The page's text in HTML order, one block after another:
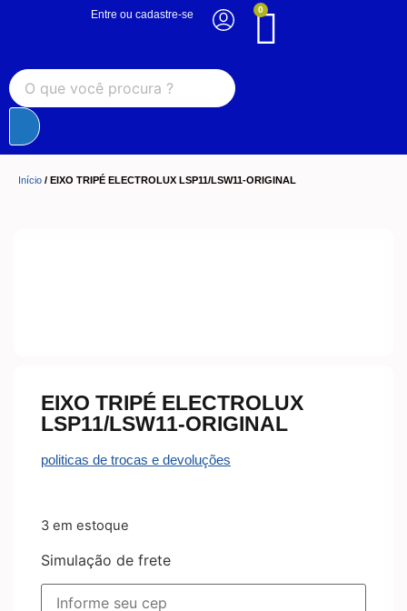
0
Entre ou cadastre-se
Início / EIXO TRIPÉ ELECTROLUX LSP11/LSW11-ORIGINAL
EIXO TRIPÉ ELECTROLUX
LSP11/LSW11-ORIGINAL
politicas de trocas e devoluções
3 em estoque
Simulação de frete